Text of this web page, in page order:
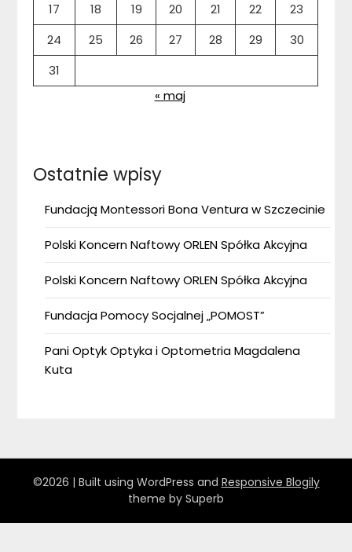
17
18 19 20 21 22
23
24
25 26 27 28 29
30
31
« maj
Ostatnie wpisy
Fundacją Montessori Bona Ventura w Szczecinie
Polski Koncern Naftowy ORLEN Spółka Akcyjna
Polski Koncern Naftowy ORLEN Spółka Akcyjna
Fundacja Pomocy Socjalnej „POMOST”
Pani Optyk Optyka i Optometria Magdalena
Kuta
©2026 | Built using WordPress and Responsive Blogily
theme by Superb